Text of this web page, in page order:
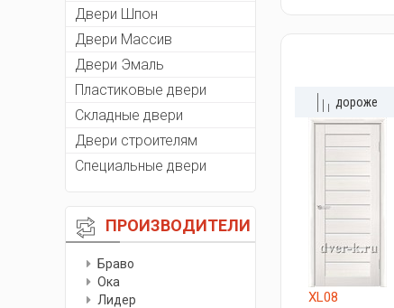
Двери Шпон
Двери Массив
Двери Эмаль
Пластиковые двери
Складные двери
Двери строителям
Специальные двери
ПРОИЗВОДИТЕЛИ
Браво
Ока
Лидер
дороже
XL08